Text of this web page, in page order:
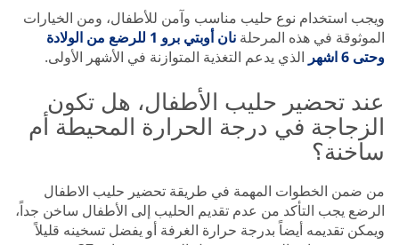
ويجب استخدام نوع حليب مناسب وآمن للأطفال، ومن الخيارات
الموثوقة في هذه المرحلة
نان أوبتي برو 1 للرضع من الولادة
وحتى 6 اشهر
الذي يدعم التغذية المتوازنة في الأشهر الأولى.
عند تحضير حليب الأطفال، هل تكون
الزجاجة في درجة الحرارة المحيطة أم
ساخنة؟
من ضمن الخطوات المهمة في طريقة تحضير حليب الاطفال
الرضع يجب التأكد من عدم تقديم الحليب إلى الأطفال ساخن جداً،
ويمكن تقديمه أيضاً بدرجة حرارة الغرفة أو يفضل تسخينه قليلاً